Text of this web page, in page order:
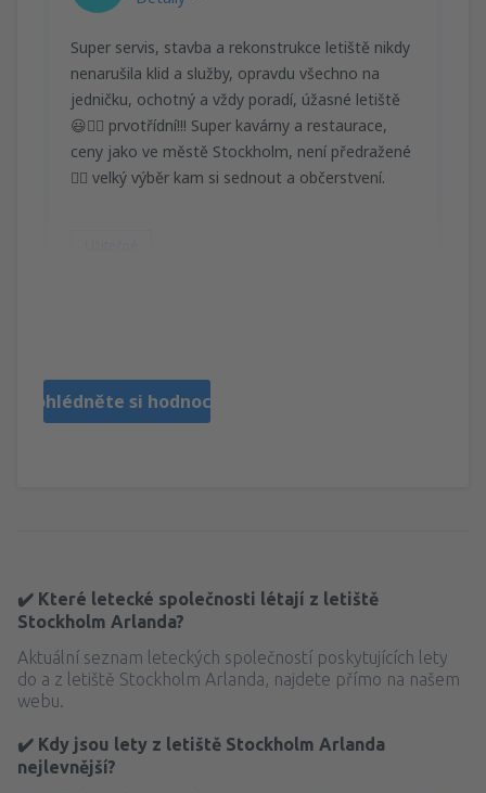
Super servis, stavba a rekonstrukce letiště nikdy
nenarušila klid a služby, opravdu všechno na
jedničku, ochotný a vždy poradí, úžasné letiště
😃👌🏻 prvotřídní!!! Super kavárny a restaurace,
ceny jako ve městě Stockholm, není předražené
👍🏻 velký výběr kam si sednout a občerstvení.
Prohlédněte si hodnocení
✔️ Které letecké společnosti létají z letiště
Stockholm Arlanda?
Aktuální seznam leteckých společností poskytujících lety
do a z letiště Stockholm Arlanda, najdete přímo na našem
webu.
✔️ Kdy jsou lety z letiště Stockholm Arlanda
nejlevnější?